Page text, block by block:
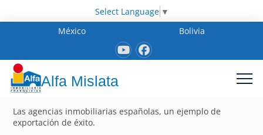
Select Language ▼
México
Bolivia
Alfa Mislata
Las agencias inmobiliarias españolas, un ejemplo de
exportación de éxito.